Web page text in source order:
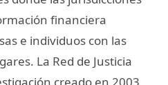
financiera
e individuos con las
La Red de Justicia
creado en 2003